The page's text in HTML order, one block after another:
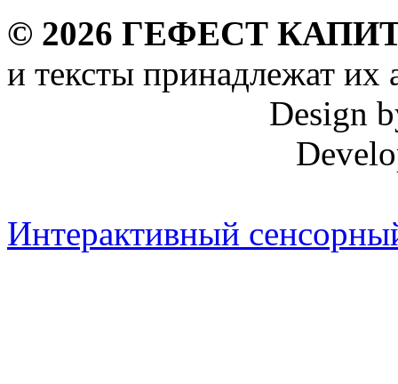
© 2026 ГЕФЕСТ
и тексты принадлежат их
Design
Интерактивный